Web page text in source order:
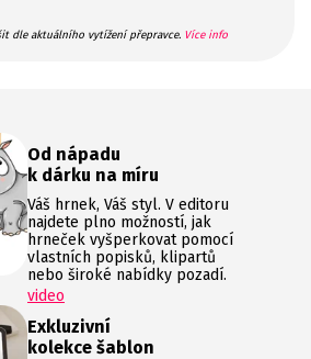
dle aktuálního vytížení přepravce. Více info
Od nápadu
k dárku na míru
Váš hrnek, Váš styl. V editoru
najdete plno možností, jak
hrneček vyšperkovat pomocí
vlastních popisků, klipartů
nebo široké nabídky pozadí.
video
Exkluzivní
kolekce šablon